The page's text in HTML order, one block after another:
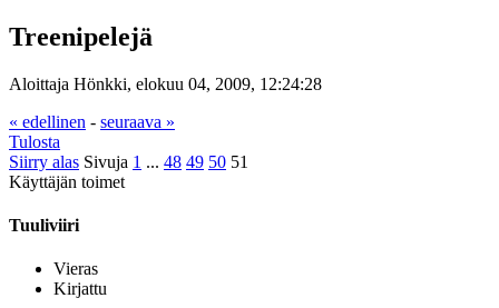
Treenipelejä
Aloittaja Hönkki, elokuu 04, 2009, 12:24:28
« edellinen - seuraava »
Tulosta
Siirry alas Sivuja 1 ... 48 49 50 51
Käyttäjän toimet
Tuuliviiri
Vieras
Kirjattu